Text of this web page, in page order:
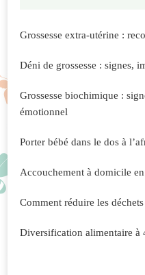
Grossesse extra-utérine :
Déni de grossesse : signes,
Grossesse biochimique :
émotionnel
Porter bébé dans le dos à
Accouchement à domicile
Comment réduire les
Diversification alimentaire à